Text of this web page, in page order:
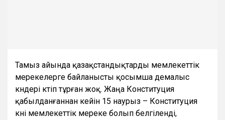
Тамыз айында қазақстандықтарды мемлекеттік
мерекелерге байланысты қосымша демалыс
күндері күтіп тұрған жоқ. Жаңа Конституция
қабылданғаннан кейін 15 наурыз – Конституция
күні мемлекеттік мереке болып белгіленді,